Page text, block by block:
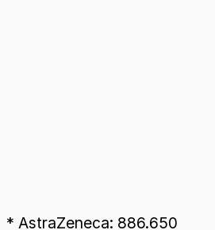
* AstraZeneca: 886.650